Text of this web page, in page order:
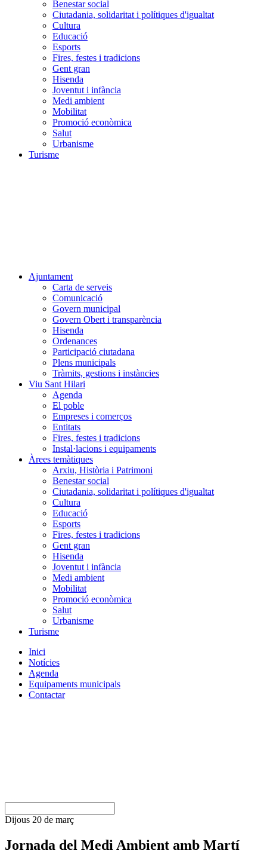
Benestar social
Ciutadania, solidaritat i polítiques d'igualtat
Cultura
Educació
Esports
Fires, festes i tradicions
Gent gran
Hisenda
Joventut i infància
Medi ambient
Mobilitat
Promoció econòmica
Salut
Urbanisme
Turisme
Ajuntament
Carta de serveis
Comunicació
Govern municipal
Govern Obert i transparència
Hisenda
Ordenances
Participació ciutadana
Plens municipals
Tràmits, gestions i instàncies
Viu Sant Hilari
Agenda
El poble
Empreses i comerços
Entitats
Fires, festes i tradicions
Instal·lacions i equipaments
Àrees temàtiques
Arxiu, Història i Patrimoni
Benestar social
Ciutadania, solidaritat i polítiques d'igualtat
Cultura
Educació
Esports
Fires, festes i tradicions
Gent gran
Hisenda
Joventut i infància
Medi ambient
Mobilitat
Promoció econòmica
Salut
Urbanisme
Turisme
Inici
Notícies
Agenda
Equipaments municipals
Contactar
Dijous 20 de març
Jornada del Medi Ambient amb Martí